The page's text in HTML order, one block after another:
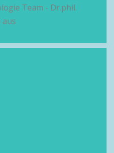
Team - Dr.phil.
aus